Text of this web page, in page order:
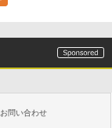
お問い合わせ